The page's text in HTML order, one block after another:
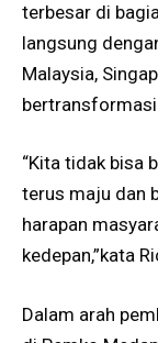
terbesar di
langsung
Malaysia,
“Kita tidak bisa
terus maju dan
harapan
kedepan,”kata
Dalam arah